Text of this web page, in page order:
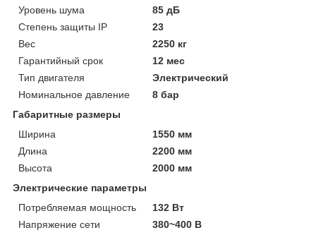
Уровень шума
85 дБ
Степень защиты IP
23
Вес
2250 кг
Гарантийный срок
12 мес
Тип двигателя
Электрический
Номинальное давление
8 бар
Габаритные размеры
Ширина
1550 мм
Длина
2200 мм
Высота
2000 мм
Электрические параметры
Потребляемая мощность
132 Вт
Напряжение сети
380~400 В